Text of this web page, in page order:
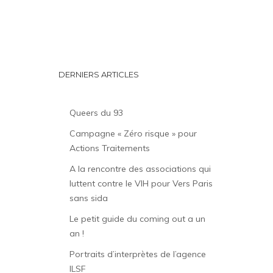
DERNIERS ARTICLES
Queers du 93
Campagne « Zéro risque » pour
Actions Traitements
A la rencontre des associations qui
luttent contre le VIH pour Vers Paris
sans sida
Le petit guide du coming out a un
an !
Portraits d’interprètes de l’agence
ILSF